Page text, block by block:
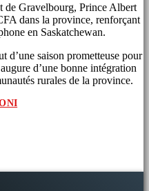
de Gravelbourg, Prince Albert
dans la province, renforçant
en Saskatchewan.
d’une saison prometteuse pour
d’une bonne intégration
rurales de la province.